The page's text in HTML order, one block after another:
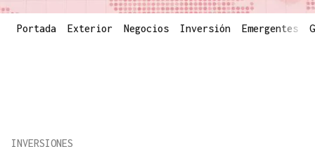
Portada Exterior Negocios Inversión Emergentes
INVERSIONES